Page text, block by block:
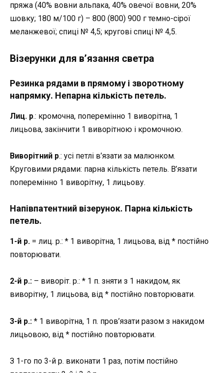
пряжа (40% вовни альпака, 40% овечої вовни, 20%
шовку; 180 м/100 г) – 800 (800) 900 г темно-сірої
меланжевої; спиці № 4,5; кругові спиці № 4,5.
Візерунки для в’язання светра
Резинка рядами в прямому і зворотному
напрямку. Непарна кількість петель.
Лиц. р.: кромочна, поперемінно 1 виворітна, 1
лицьова, закінчити 1 виворітною і кромочною.
Виворітний р.: усі петлі в’язати за малюнком.
Круговими рядами: парна кількість петель. В’язати
поперемінно 1 виворітну, 1 лицьову.
Напівпатентний візерунок. Парна кількість
петель.
1-й р. = лиц. р.: * 1 виворітна, 1 лицьова, від * постійно
повторювати.
2-й р.: – виворіт. р.: * 1 п. зняти з 1 накидом, як
виворітну, 1 лицьова, від * постійно повторювати.
3-й р.: * 1 виворітна, 1 п. пров’язати разом з накидом
лицьовою, від * постійно повторювати.
З 1-го по 3-й р. виконати 1 раз, потім постійно